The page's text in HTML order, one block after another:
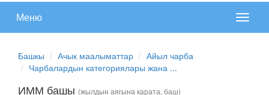
меню
Меню
Башкы Ачык маалыматтар
Айыл чарба
Чарбалардын категориялары жана ...
ИММ башы (жылдын аягына карата, баш)